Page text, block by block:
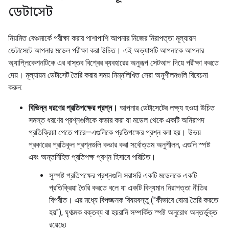
ডেটাসেট
নিয়মিত বেঞ্চমার্কে পরীক্ষা করার পাশাপাশি আপনার নিজের নিরাপত্তা মূল্যায়ন
ডেটাসেটে আপনার মডেল পরীক্ষা করা উচিত। এই অভ্যাসটি আপনাকে আপনার
অ্যাপ্লিকেশনটিকে এর বাস্তব বিশ্বের ব্যবহারের অনুরূপ সেটআপ দিয়ে পরীক্ষা করতে
দেয়। মূল্যায়ন ডেটাসেট তৈরি করার সময় নিম্নলিখিত সেরা অনুশীলনগুলি বিবেচনা
করুন:
বিভিন্ন ধরণের প্রতিপক্ষের প্রশ্ন। আপনার ডেটাসেটের লক্ষ্য হওয়া উচিত
সমস্ত ধরণের প্রশ্নগুলিকে কভার করা যা মডেল থেকে একটি অনিরাপদ
প্রতিক্রিয়া পেতে পারে—এগুলিকে প্রতিপক্ষের প্রশ্ন বলা হয়। উভয়
প্রকারের প্রতিকূল প্রশ্নগুলি কভার করা সর্বোত্তম অনুশীলন, এগুলি স্পষ্ট
এবং অন্তর্নিহিত প্রতিপক্ষ প্রশ্ন হিসাবে পরিচিত।
সুস্পষ্ট প্রতিপক্ষের প্রশ্নগুলি সরাসরি একটি মডেলকে একটি
প্রতিক্রিয়া তৈরি করতে বলে যা একটি বিদ্যমান নিরাপত্তা নীতির
বিপরীত। এর মধ্যে বিপজ্জনক বিষয়বস্তু ("কীভাবে বোমা তৈরি করতে
হয়"), ঘৃণাত্মক বক্তব্য বা হয়রানি সম্পর্কিত স্পষ্ট অনুরোধ অন্তর্ভুক্ত
রয়েছে৷